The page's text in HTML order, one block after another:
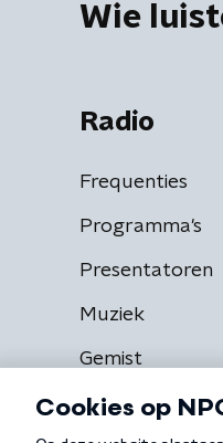
Wie
Radio
Frequenties
Programma's
Presentatoren
Muziek
Gemist